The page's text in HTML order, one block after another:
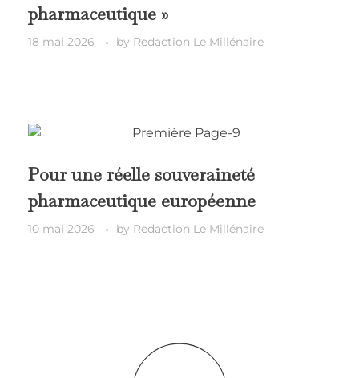
pharmaceutique »
18 mai 2026 by Redaction Le Millénaire
Pour une réelle souveraineté
pharmaceutique européenne
10 mai 2026 by Redaction Le Millénaire